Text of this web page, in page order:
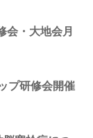
会・大地会月
プ研修会開催